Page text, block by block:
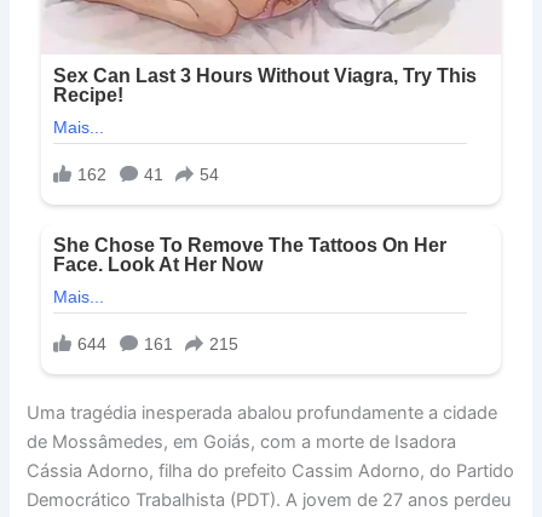
Uma tragédia inesperada abalou profundamente a cidade
de Mossâmedes, em Goiás, com a morte de Isadora
Cássia Adorno, filha do prefeito Cassim Adorno, do Partido
Democrático Trabalhista (PDT). A jovem de 27 anos perdeu